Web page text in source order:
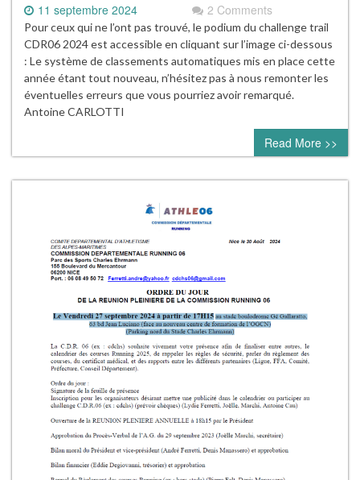
11 septembre 2024 2 Comments
Pour ceux qui ne l’ont pas trouvé, le podium du challenge trail
CDR06 2024 est accessible en cliquant sur l’image ci-dessous
: Le système de classements automatiques mis en place cette
année étant tout nouveau, n’hésitez pas à nous remonter les
éventuelles erreurs que vous pourriez avoir remarqué.
Antoine CARLOTTI
Read More >>